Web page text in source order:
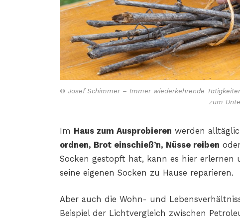
© Josef Schimmer – Immer wiederkehrende
zum
Im Haus zum Ausprobieren werden
ordnen, Brot einschieß’n, Nüsse reiben
Socken gestopft hat, kann es hier
seine eigenen Socken zu Hause reparieren.
Aber auch die Wohn- und
Beispiel der Lichtvergleich zwischen